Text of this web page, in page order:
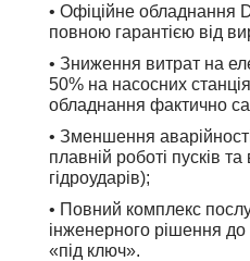
• Офіційне обладнання
повною гарантією від
• Зниження витрат на
50% на насосних
обладнання фактично
• Зменшення
плавній роботі пусків та
гідроударів);
• Повний комплекс
інженерного рішення до
«під ключ».